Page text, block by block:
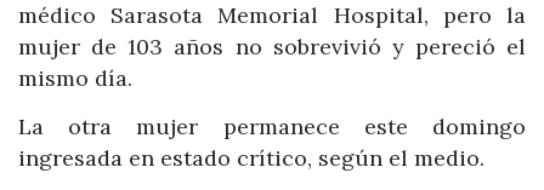
médico Sarasota Memorial Hospital, pero la
mujer de 103 años no sobrevivió y pereció el
mismo día.
La otra mujer permanece este domingo
ingresada en estado crítico, según el medio.